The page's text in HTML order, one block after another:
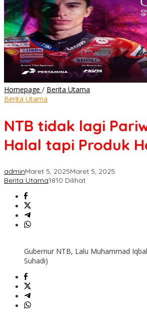
Homepage / Berita Utama
Halal
tapi
Produk
Berita Utama
NTB tidak lagi
Halal tapi Produk
adminMaret 5, 2025Maret 5, 2025
Berita Utama1810 Dilihat
Gubernur NTB, Lalu Muhammad
Suhadi)